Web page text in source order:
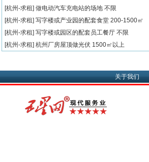
[杭州-求租] 做电动汽车充电站的场地 不限
[杭州-求租] 写字楼或产业园的配套食堂 200-1500㎡
[杭州-求租] 写字楼或园区的配套员工餐厅 不限
[杭州-求租] 杭州厂房屋顶做光伏 1500㎡以上
关于我们